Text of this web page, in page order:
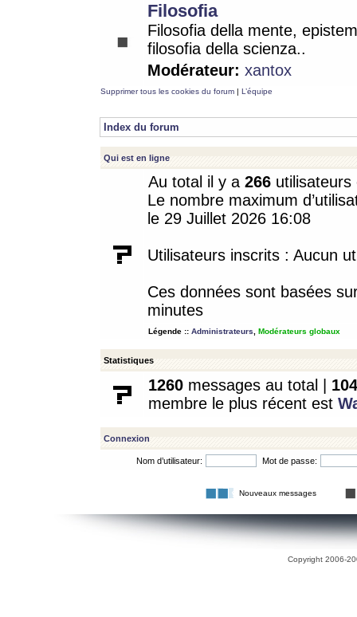
Filosofia
Filosofia della mente,
filosofia della scienza..
Modérateur: xantox
Supprimer tous les cookies du forum | L’équipe
Index du forum
Qui est en ligne
Au total il y a 266
Le nombre maximum
le 29 Juillet 2026 16:08
Utilisateurs inscrits : Aucun
Ces données sont basées
minutes
Légende :: Administrateurs Modérateurs globaux
Statistiques
1260 messages au total | 104
membre le plus récent est
Connexion
Nom d’utilisateur: Mot de passe:
Nouveaux messages
Copyright 2006-